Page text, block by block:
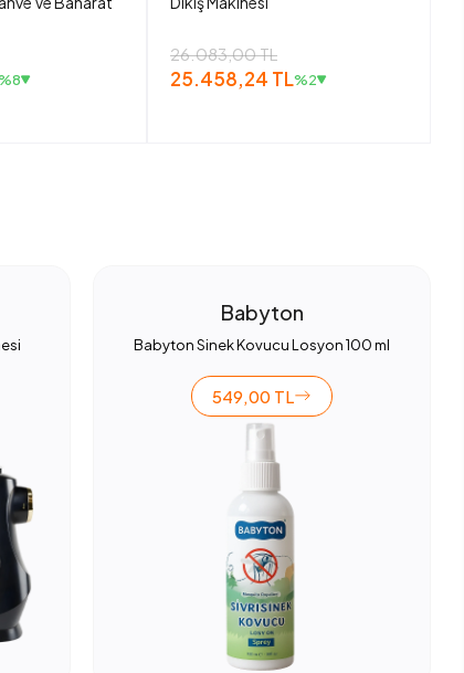
26.083,00 TL
25.458,24 TL%2
Babyton
Babyton Sinek Kovucu Losyon 100 ml
549,00 TL